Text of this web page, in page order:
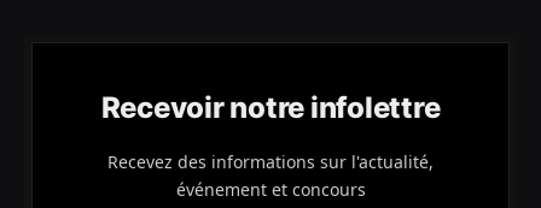
Recevoir notre infolettre
Recevez des informations sur l'actualité,
événement et concours